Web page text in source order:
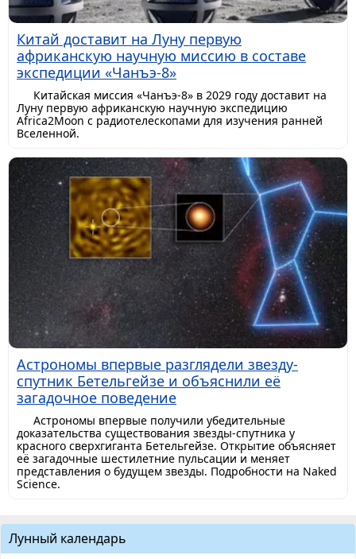
Китай доставит на Луну первую
африканскую научную миссию в составе
экспедиции «Чанъэ-8»
Китайская миссия «Чанъэ-8» в 2029 году доставит на
Луну первую африканскую научную экспедицию
Africa2Moon с радиотелескопами для изучения ранней
Вселенной.
Астрономы впервые разглядели звезду-
спутник Бетельгейзе и объяснили её
загадочное поведение
Астрономы впервые получили убедительные
доказательства существования звезды-спутника у
красного сверхгиганта Бетельгейзе. Открытие объясняет
её загадочные шестилетние пульсации и меняет
представления о будущем звезды. Подробности на Naked
Science.
Лунный календарь